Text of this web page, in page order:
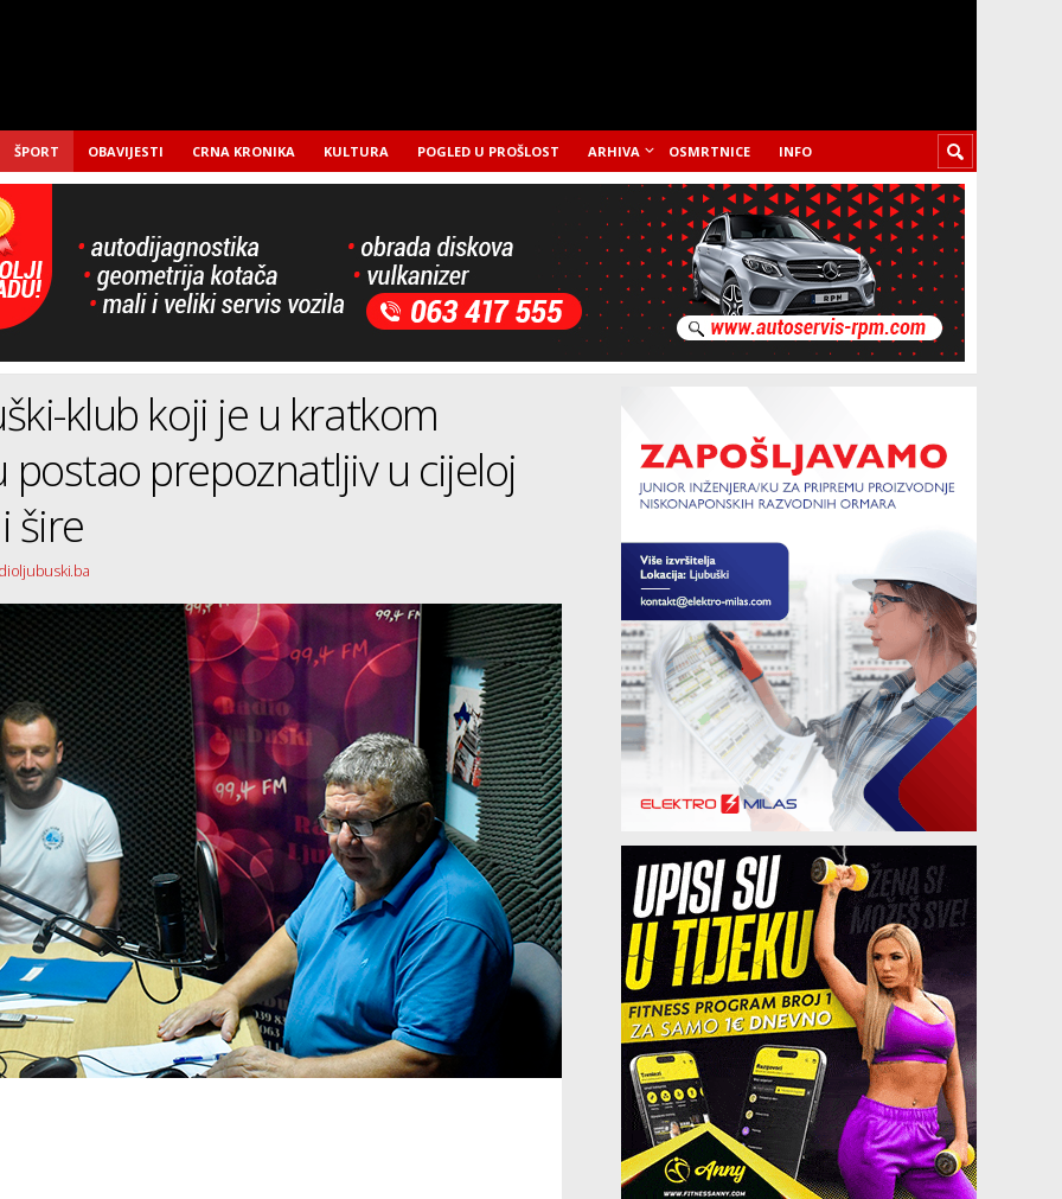
ŠPORT OBAVIJESTI CRNA KRONIKA KULTURA POGLED U PROŠLOST ARHIVA OSMRTNICE INFO
klub koji je u kratkom
postao prepoznatljiv u cijeloj
šire